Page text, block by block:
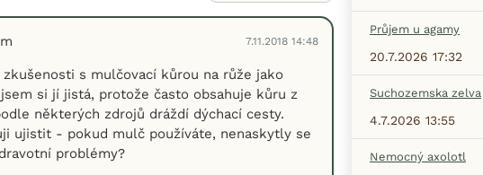
7.11.2018 14:48
s mulčovací kůrou na růže jako
si jí jistá, protože často obsahuje kůru z
některých zdrojů dráždí dýchací cesty.
ujistit - pokud mulč používáte, nenaskytly se
problémy?
Průjem u agamy
20.7.2026 17:32
Suchozemska zelva
4.7.2026 13:55
Nemocný axolotl